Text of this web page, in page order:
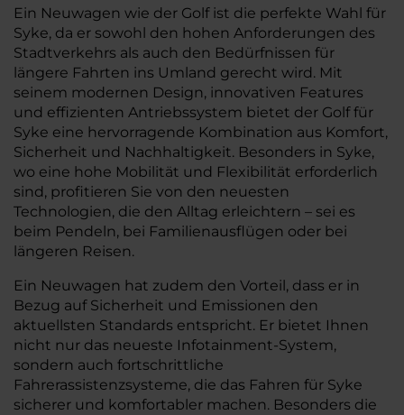
Ein Neuwagen wie der Golf ist die perfekte Wahl für
Syke, da er sowohl den hohen Anforderungen des
Stadtverkehrs als auch den Bedürfnissen für
längere Fahrten ins Umland gerecht wird. Mit
seinem modernen Design, innovativen Features
und effizienten Antriebssystem bietet der Golf für
Syke eine hervorragende Kombination aus Komfort,
Sicherheit und Nachhaltigkeit. Besonders in Syke,
wo eine hohe Mobilität und Flexibilität erforderlich
sind, profitieren Sie von den neuesten
Technologien, die den Alltag erleichtern – sei es
beim Pendeln, bei Familienausflügen oder bei
längeren Reisen.
Ein Neuwagen hat zudem den Vorteil, dass er in
Bezug auf Sicherheit und Emissionen den
aktuellsten Standards entspricht. Er bietet Ihnen
nicht nur das neueste Infotainment-System,
sondern auch fortschrittliche
Fahrerassistenzsysteme, die das Fahren für Syke
sicherer und komfortabler machen. Besonders die